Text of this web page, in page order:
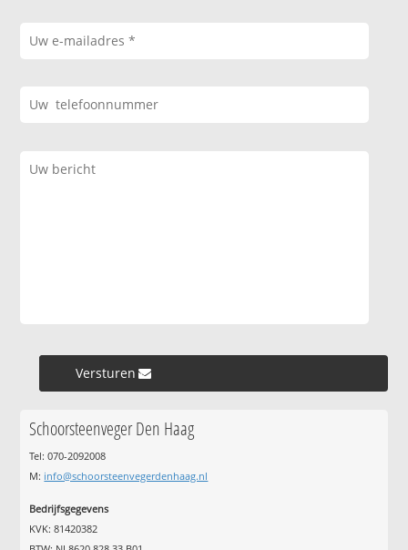
Versturen »
Schoorsteenveger Den Haag
Tel: 070-2092008
M: info@schoorsteenvegerdenhaag.nl
Bedrijfsgegevens
KVK: 81420382